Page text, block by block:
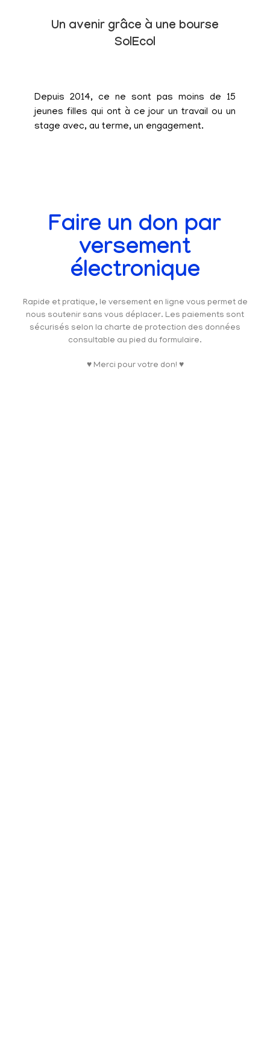
Un avenir grâce à une bourse
SolEcol
Depuis 2014, ce ne sont pas moins de 15
jeunes filles qui ont à ce jour un travail ou un
stage avec, au terme, un engagement.
Faire un don par
versement
électronique
Rapide et pratique, le versement en ligne vous permet de
nous soutenir sans vous déplacer. Les paiements sont
sécurisés selon la charte de protection des données
consultable au pied du formulaire.
♥ Merci pour votre don! ♥